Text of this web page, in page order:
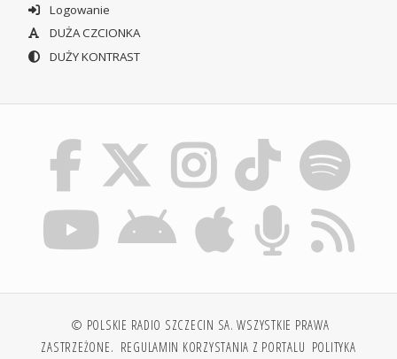
Logowanie
DUŻA CZCIONKA
DUŻY KONTRAST
© POLSKIE RADIO SZCZECIN SA. WSZYSTKIE PRAWA
ZASTRZEŻONE. REGULAMIN KORZYSTANIA Z PORTALU POLITYKA